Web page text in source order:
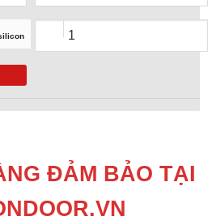
ĐẢM BẢO TẠI